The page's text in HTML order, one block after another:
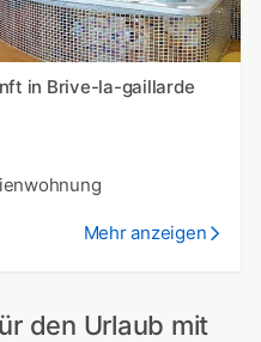
in Brive-la-gaillarde
Mehr anzeigen
den Urlaub mit